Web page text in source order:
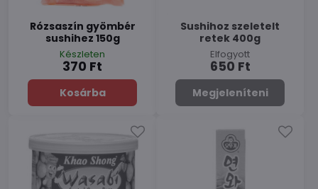
Rózsaszín gyömbér
sushihez 150g
Készleten
370 Ft
Kosárba
Sushihoz szeletelt
retek 400g
Elfogyott
650 Ft
Megjeleníteni